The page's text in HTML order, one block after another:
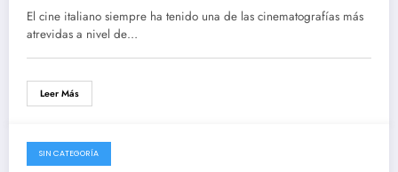
El cine italiano siempre ha tenido una de las cinematografías más
atrevidas a nivel de…
Leer Más
01/04/2017
SIN CATEGORÍA